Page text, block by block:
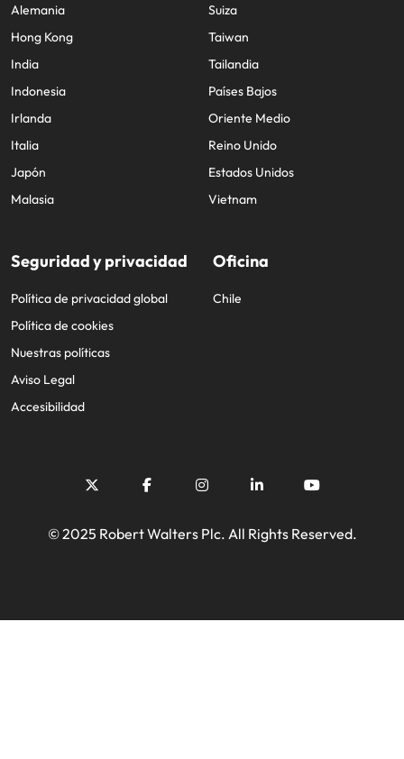
Alemania
Hong Kong
India
Indonesia
Irlanda
Italia
Japón
Malasia
Suiza
Taiwan
Tailandia
Países Bajos
Oriente Medio
Reino Unido
Estados Unidos
Vietnam
Seguridad y privacidad
Política de privacidad global
Política de cookies
Nuestras políticas
Aviso Legal
Accesibilidad
Oficina
Chile
© 2025 Robert Walters Plc. All Rights Reserved.